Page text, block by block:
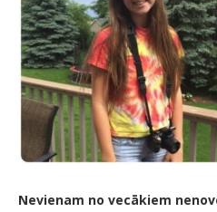
Nevienam no vecākiem